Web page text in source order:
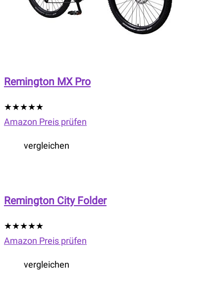
Remington MX Pro
★★★★★
Amazon Preis prüfen
vergleichen
Remington City Folder
★★★★★
Amazon Preis prüfen
vergleichen